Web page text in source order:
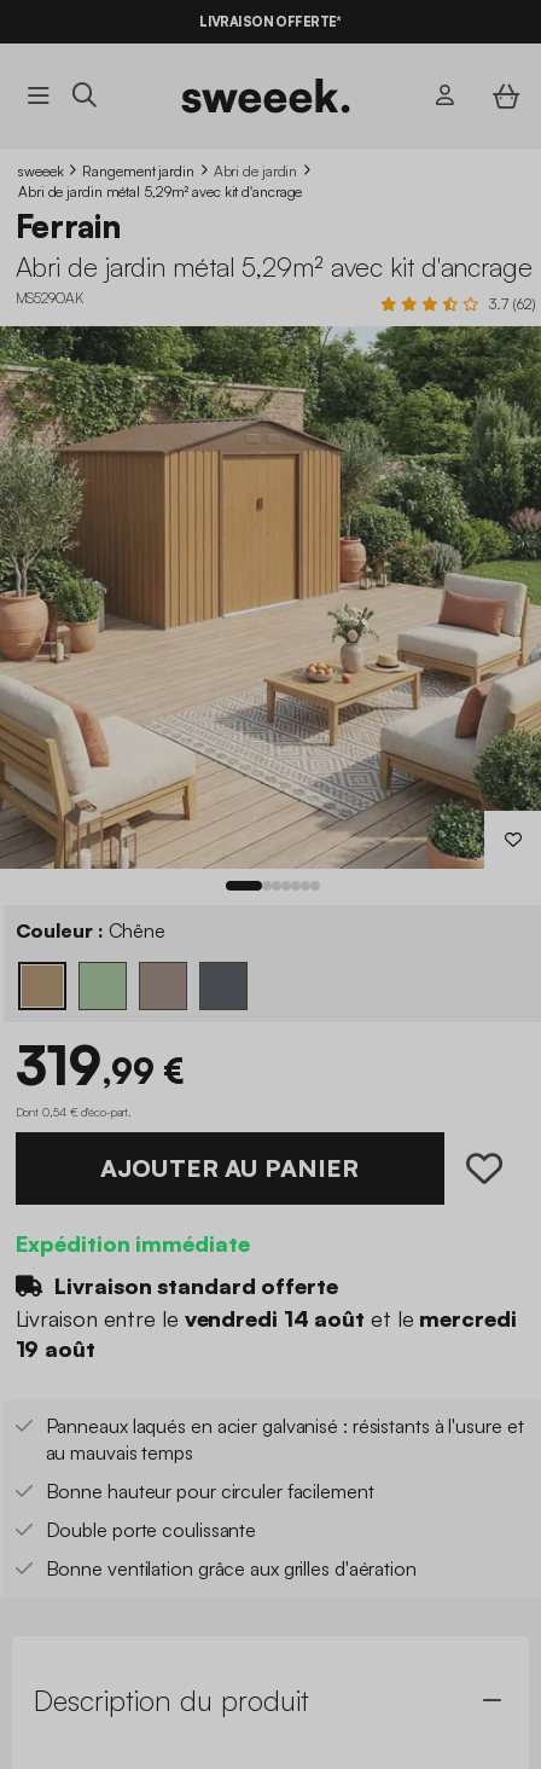
LIVRAISON OFFERTE*
sweeek Rangement jardin
Abri de jardin
Abri de jardin métal 5,29m² avec kit d'ancrage
Ferrain
Abri de jardin métal 5,29m² avec kit d'ancrage
MS529OAK 3.7 (62)
Couleur : Chêne
319,99 €
Dont 0,54 € d'éco-part
AJOUTER AU PANIER
Expédition immédiate
Livraison standard offerte
Livraison entre le vendredi 14 août et le mercredi
19 août
Panneaux laqués en acier galvanisé : résistants à l'usure et
au mauvais temps
Bonne hauteur pour circuler facilement
Double porte coulissante
Bonne ventilation grâce aux grilles d'aération
Description du produit